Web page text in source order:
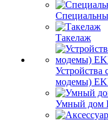
Такелаж
Устройства
модемы)
Умный дом